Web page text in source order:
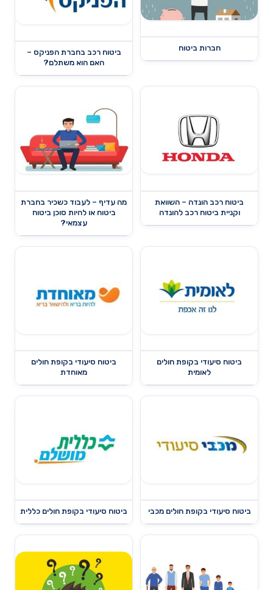
חברות ביטוח
ביטוח רכב בחברת הפניקס –
האם הוא משתלם?
ביטוח רכב הונדה – השוואת
וקניית ביטוח רכב להונדה
מה עדיף – לעבוד כשכיר בחברת
ביטוח או להיות סוכן ביטוח
עצמאי?
ביטוח סיעודי בקופת חולים
לאומית
ביטוח סיעודי בקופת חולים
מאוחדת
ביטוח סיעודי בקופת חולים מכבי ביטוח סיעודי בקופת חולים כללית